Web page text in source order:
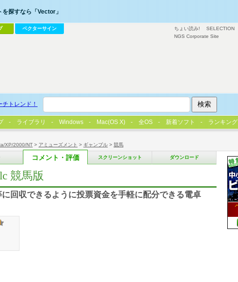
XP/2000/NT > アミューズメント > ギャンブル > 競馬
コメント・評価 スクリーンショット ダウンロード
競馬版
回収できるように投票資金を手軽に配分できる電卓
ちょい読み! SELECTION
NGS Corporate Site
探すなら「Vector」
ベクターサイン
チトレンド！
ライブラリ Windows Mac(OS X) 全OS 新着ソフト ランキング